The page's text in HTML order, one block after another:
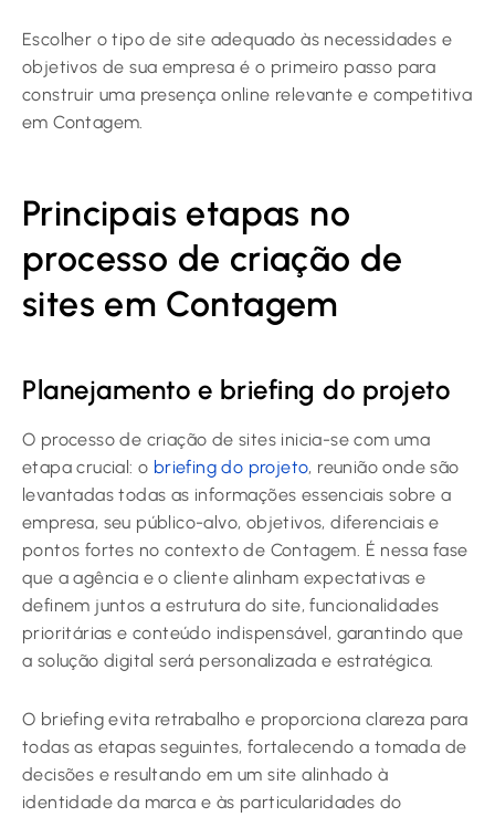
Escolher o tipo de site adequado às necessidades e
objetivos de sua empresa é o primeiro passo para
construir uma presença online relevante e competitiva
em Contagem.
Principais etapas no
processo de criação de
sites em Contagem
Planejamento e briefing do projeto
O processo de criação de sites inicia-se com uma
etapa crucial: o briefing do projeto, reunião onde são
levantadas todas as informações essenciais sobre a
empresa, seu público-alvo, objetivos, diferenciais e
pontos fortes no contexto de Contagem. É nessa fase
que a agência e o cliente alinham expectativas e
definem juntos a estrutura do site, funcionalidades
prioritárias e conteúdo indispensável, garantindo que
a solução digital será personalizada e estratégica.
O briefing evita retrabalho e proporciona clareza para
todas as etapas seguintes, fortalecendo a tomada de
decisões e resultando em um site alinhado à
identidade da marca e às particularidades do